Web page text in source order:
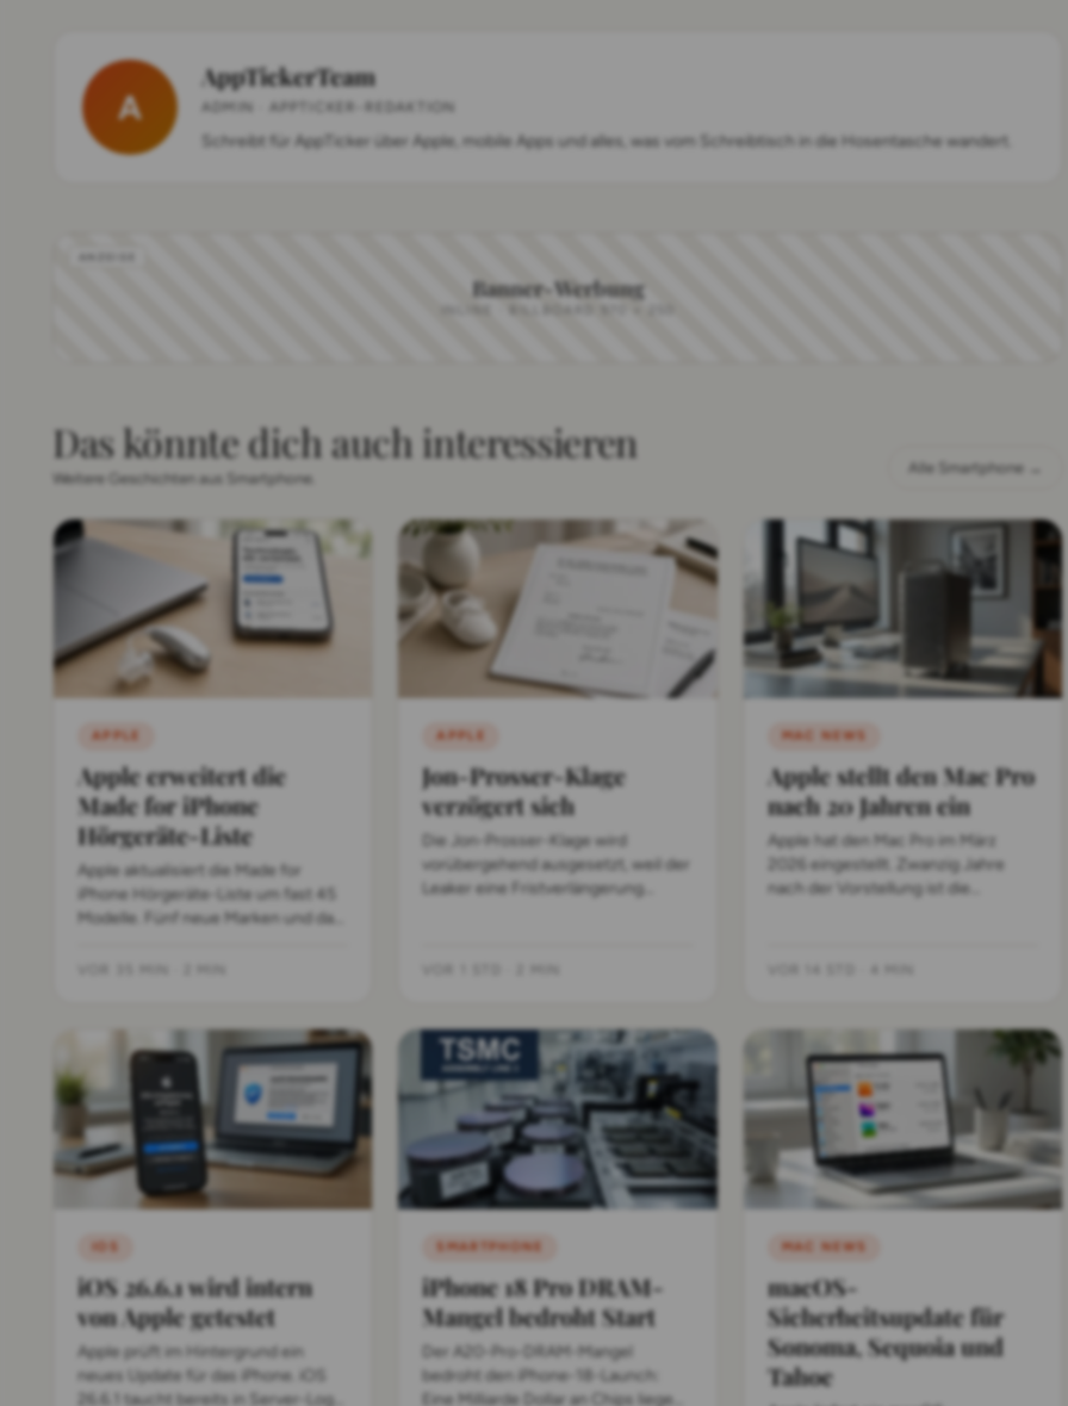
A
AppTickerTeam
Schreibt für AppTicker über Apple, mobile Apps und alles, was vom Schreibtisch in die Hosentasche wandert.
Banner-Werbung
Das könnte dich auch interessieren
Weitere Geschichten aus Smartphone.
Alle Smartphone →
APPLE
Apple erweitert die
Made for iPhone
Hörgeräte-Liste
Apple aktualisiert die Made for
iPhone Hörgeräte-Liste um fast 45
Modelle. Fünf neue Marken und das
APPLE
Jon-Prosser-Klage
verzögert sich
Die Jon-Prosser-Klage wird
vorübergehend ausgesetzt, weil der
Leaker eine Fristverlängerung
MAC NEWS
Apple stellt den Mac Pro
nach 20 Jahren ein
Apple hat den Mac Pro im März
2026 eingestellt. Zwanzig Jahre
nach der Vorstellung ist die
IOS
iOS 26.6.1 wird intern
von Apple getestet
Apple prüft im Hintergrund ein
neues Update für das iPhone. iOS
26.6.1 taucht bereits in Server-Logs
SMARTPHONE
iPhone 18 Pro DRAM-
Mangel bedroht Start
Der A20-Pro-DRAM-Mangel
bedroht den iPhone-18-Launch:
Eine Milliarde Dollar an Chips liegen
MAC NEWS
macOS-
Sicherheitsupdate für
Sonoma, Sequoia und
Tahoe